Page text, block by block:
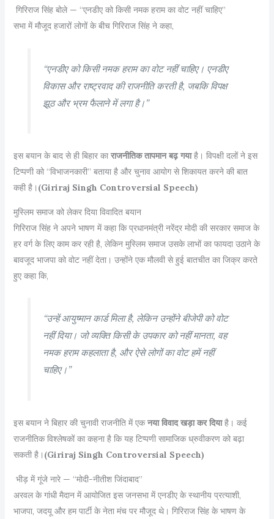
गिरिराज सिंह बोले — “एनडीए को किसी नमक हराम का वोट नहीं चाहिए”
सभा में मौजूद हजारों लोगों के बीच गिरिराज सिंह ने कहा,
“एनडीए को किसी नमक हराम का वोट नहीं चाहिए। एनडीए
विकास और राष्ट्रवाद की राजनीति करती है, जबकि विपक्ष
झूठ और भ्रम फैलाने में लगा है।”
इस बयान के बाद से ही बिहार का राजनीतिक तापमान बढ़ गयाहै। विपक्षी दलों ने इस
टिप्पणी को “विभाजनकारी” बताया है और चुनाव आयोग से शिकायत करने की बात
कही है। (Giriraj Singh Controversial Speech)
मुस्लिम समाज को लेकर दिया विवादित बयान
गिरिराज सिंह ने अपने भाषण में कहा कि प्रधानमंत्री नरेंद्र मोदी की सरकार समाज के
हर वर्ग के लिए काम कर रही है, लेकिन मुस्लिम समाज उसके लाभों का फायदा उठाने के
बावजूद भाजपा को वोट नहीं देता। उन्होंने एक मौलवी से हुई बातचीत का जिक्र करते
हुए कहा कि,
“उन्हें आयुष्मान कार्ड मिला है, लेकिन उन्होंने बीजेपी को वोट
नहीं दिया। जो व्यक्ति किसी के उपकार को नहीं मानता, वह
नमक हराम कहलाता है, और ऐसे लोगों का वोट हमें नहीं
चाहिए।”
इस बयान ने बिहार की चुनावी राजनीति में एकनया विवाद खड़ा कर दियाहै। कई
राजनीतिक विश्लेषकों का कहना है कि यह टिप्पणी सामाजिक ध्रुवीकरण को बढ़ा
सकती है। (Giriraj Singh Controversial Speech)
भीड़ में गूंजे नारे — “मोदी-नीतीश जिंदाबाद”
अरवल के गांधी मैदान में आयोजित इस जनसभा में एनडीए के स्थानीय प्रत्याशी,
भाजपा, जदयू और हम पार्टी के नेता मंच पर मौजूद थे। गिरिराज सिंह के भाषण के